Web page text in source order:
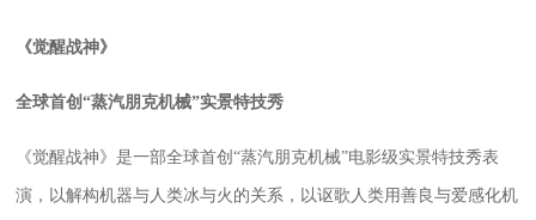
《觉醒战神》
全球首创“蒸汽朋克机械”实景特技秀
《觉醒战神》是一部全球首创“蒸汽朋克机械”电影级实景特技秀表
演，以解构机器与人类冰与火的关系，以讴歌人类用善良与爱感化机